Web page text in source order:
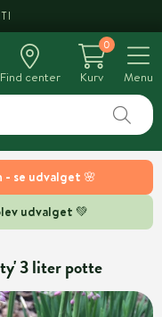
se udvalget 🌸
udvalget 💚
Find center
0
Kurv
Menu
3 liter potte